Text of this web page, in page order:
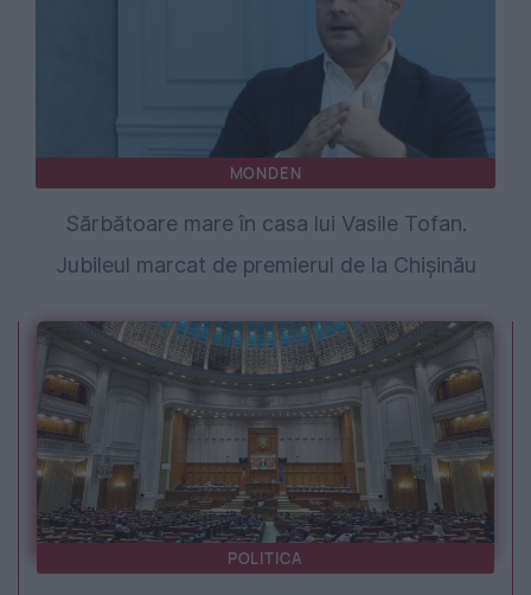
MONDEN
Sărbătoare mare în casa lui Vasile Tofan.
Jubileul marcat de premierul de la Chişinău
POLITICA